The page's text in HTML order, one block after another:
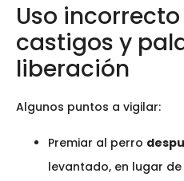
Uso
castigos y
liberación
Algunos puntos a vigilar:
Premiar al perro
levantado, en lugar